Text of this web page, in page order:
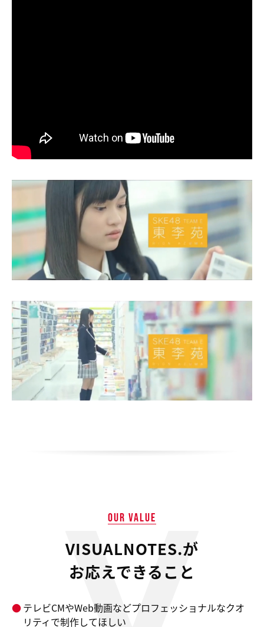
OUR VALUE
VISUALNOTES.が
お応えできること
テレビCMやWeb動画などプロフェッショナルなクオ
リティで制作してほしい